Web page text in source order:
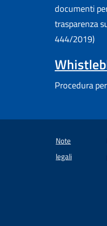
documenti
trasparenza
444/2019)
Procedura
Note
legali